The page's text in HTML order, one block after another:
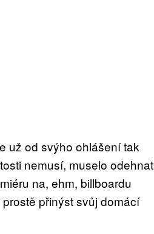
už od svýho ohlášení tak
nemusí, muselo odehnat
na, ehm, billboardu
přinýst svůj domácí